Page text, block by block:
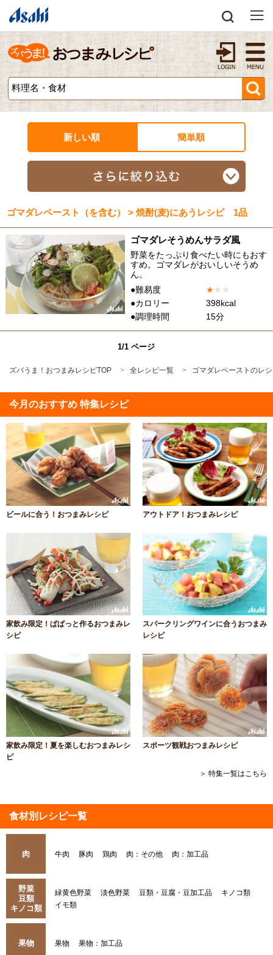
新しい順 簡単順
ゴマダレペースト（を含む） > 焼酎(麦)にあうレシピ 1品
ゴマダレそうめんサラダ風
野菜をたっぷり食べたい時にもおす
すめ。ゴマダレがおいしいそうめ
ん。
●難易度
★★ ★
●カロリー
398kcal
●調理時間
15分
1/1 ページ
ズバうま！おつまみレシピTOP 全レシピ一覧 ゴマダレペーストのレ
今月のおすすめ 特集レシピ
ビールに合う！おつまみレシピ アウトドア！おつまみレシピ
家飲み限定！ぱぱっと作るおつまみレ
シピ
スパークリングワインに合うおつまみ
レシピ
家飲み限定！夏を楽しむおつまみレシ
ピ
スポーツ観戦おつまみレシピ
＞ 特集一覧はこちら
食材別レシピ一覧
肉 牛肉 豚肉 鶏肉 肉：その他 肉：加工品
野菜
豆類
キノコ類
緑黄色野菜 淡色野菜 豆類・豆腐・豆加工品
キノコ類
イモ類
果物 果物 果物：加工品